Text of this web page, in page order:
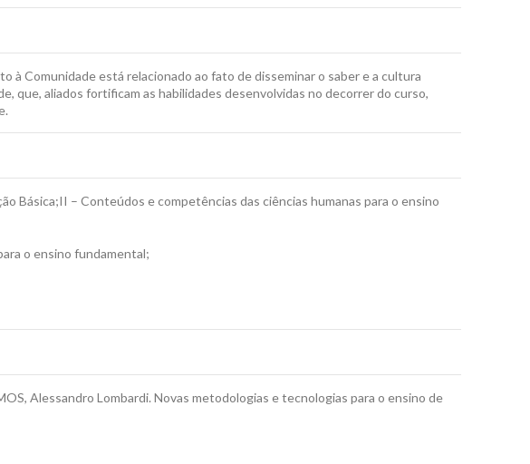
à Comunidade está relacionado ao fato de disseminar o saber e a cultura
que, aliados fortificam as habilidades desenvolvidas no decorrer do curso,
Básica;II – Conteúdos e competências das ciências humanas para o ensino
o ensino fundamental;
Alessandro Lombardi. Novas metodologias e tecnologias para o ensino de